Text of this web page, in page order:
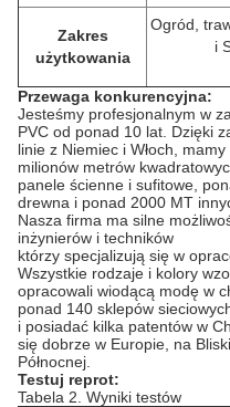
Zakres
użytkowania
Ogród,
i
Przewaga konkurencyjna:
Jesteśmy profesjonalnym w
PVC od ponad 10 lat. Dzięki
linie z Niemiec i Włoch,
milionów metrów
panele ścienne i sufitowe,
drewna i ponad 2000 MT
Nasza firma ma silne
inżynierów i techników
którzy specjalizują się w
Wszystkie rodzaje i kolory
opracowali wiodącą modę w
ponad 140 sklepów
i posiadać kilka patentów w
się dobrze w Europie, na
Północnej.
Testuj reprot:
Tabela 2. Wyniki testów